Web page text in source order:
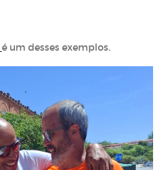
é um desses exemplos.